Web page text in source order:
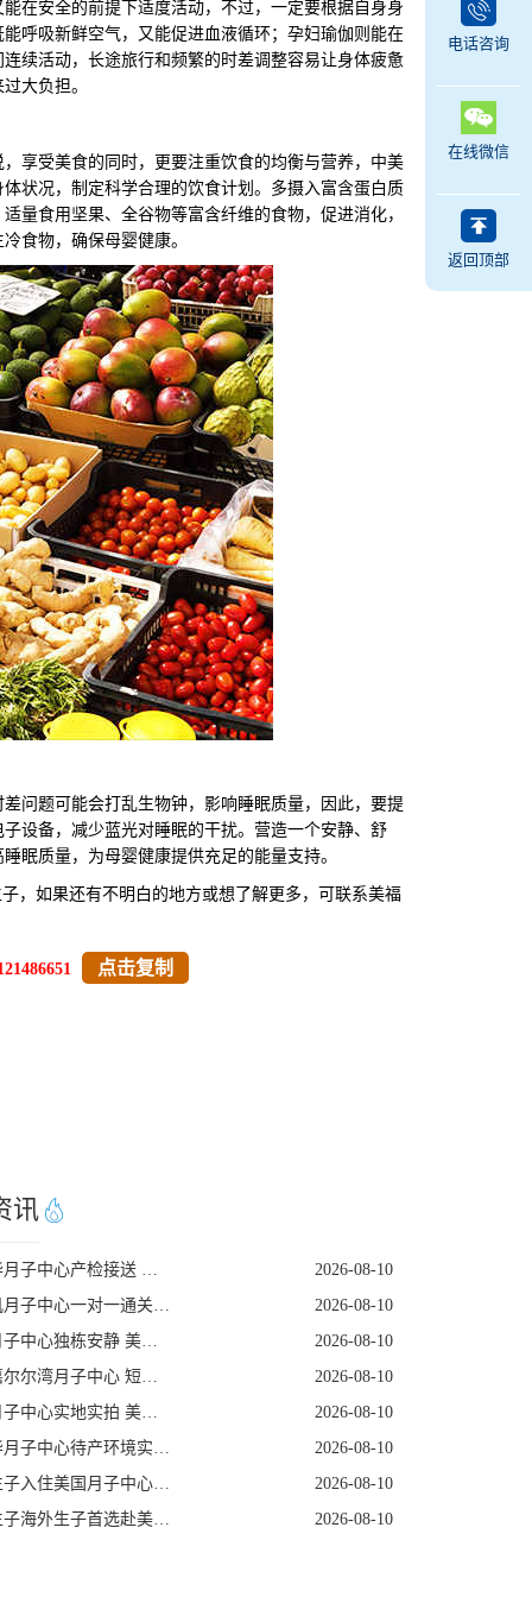
安全的前提下适度活动，不过，一定要根据自身身
呼吸新鲜空气，又能促进血液循环；孕妇瑜伽则能在
续活动，长途旅行和频繁的时差调整容易让身体疲惫
大负担。
受美食的同时，更要注重饮食的均衡与营养，中美
状况，制定科学合理的饮食计划。多摄入富含蛋白质
量食用坚果、全谷物等富含纤维的食物，促进消化，
食物，确保母婴健康。
题可能会打乱生物钟，影响睡眠质量，因此，要提
设备，减少蓝光对睡眠的干扰。营造一个安静、舒
眠质量，为母婴健康提供充足的能量支持。
，如果还有不明白的地方或想了解更多，可联系美福
点击复制
讯
温哥华月子中心产检接送 美福嘉儿无收费
2026-08-10
洛杉矶月子中心一对一通关指导 美福嘉儿直营
2026-08-10
塞班月子中心独栋安静 美福嘉儿远离闹市
2026-08-10
美福嘉尔尔湾月子中心 短期待产返程核对
2026-08-10
美国月子中心实地实拍 美福嘉儿无滤镜
2026-08-10
温哥华月子中心待产环境实景拍摄
2026-08-10
赴美生子入住美国月子中心完整流程
2026-08-10
赴美生子海外生子首选赴美生子还是赴加生子深度测评
2026-08-10
电话咨询
在线微信
返回顶部